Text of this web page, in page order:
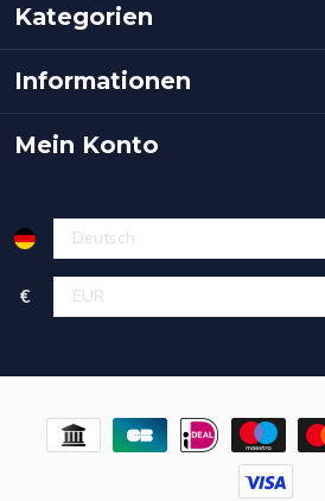
Kategorien
Informationen
Mein Konto
€